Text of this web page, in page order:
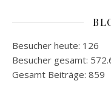
Besucher heute: 126
Besucher gesamt:
Gesamt Beiträge: 859